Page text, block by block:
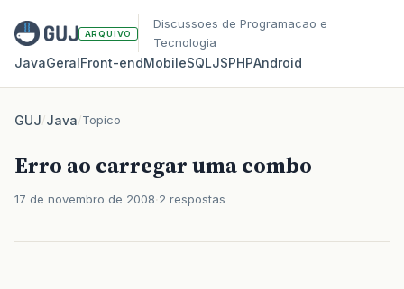
ARQUIVO
Discussoes de Programacao e
Tecnologia
JavaGeralFront‑endMobileSQLJSPHPAndroid
GUJ/Java/Topico
Erro ao carregar uma combo
17 de novembro de 2008 2 respostas